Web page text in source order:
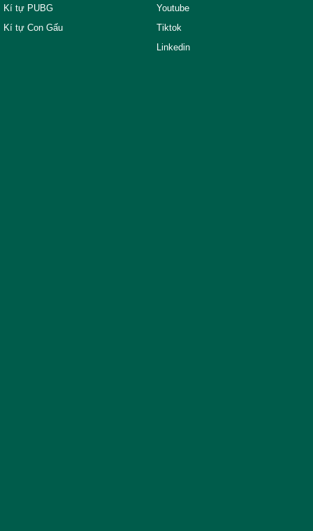
Kí tự PUBG
Kí tự Con Gấu
Youtube
Tiktok
Linkedin